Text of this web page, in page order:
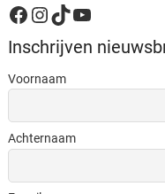
Facebook
Instagram
TikTok
YouTube
Inschrijven
Voornaam
Achternaam